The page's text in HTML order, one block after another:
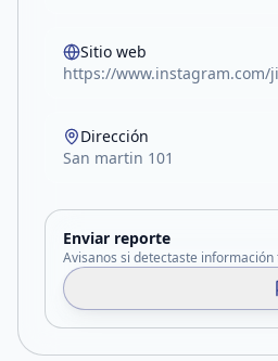
Sitio web
https://www.instagram.com/
Dirección
San martin 101
Enviar reporte
Avisanos si detectaste